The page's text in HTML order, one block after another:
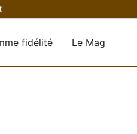
fidélité Le Mag